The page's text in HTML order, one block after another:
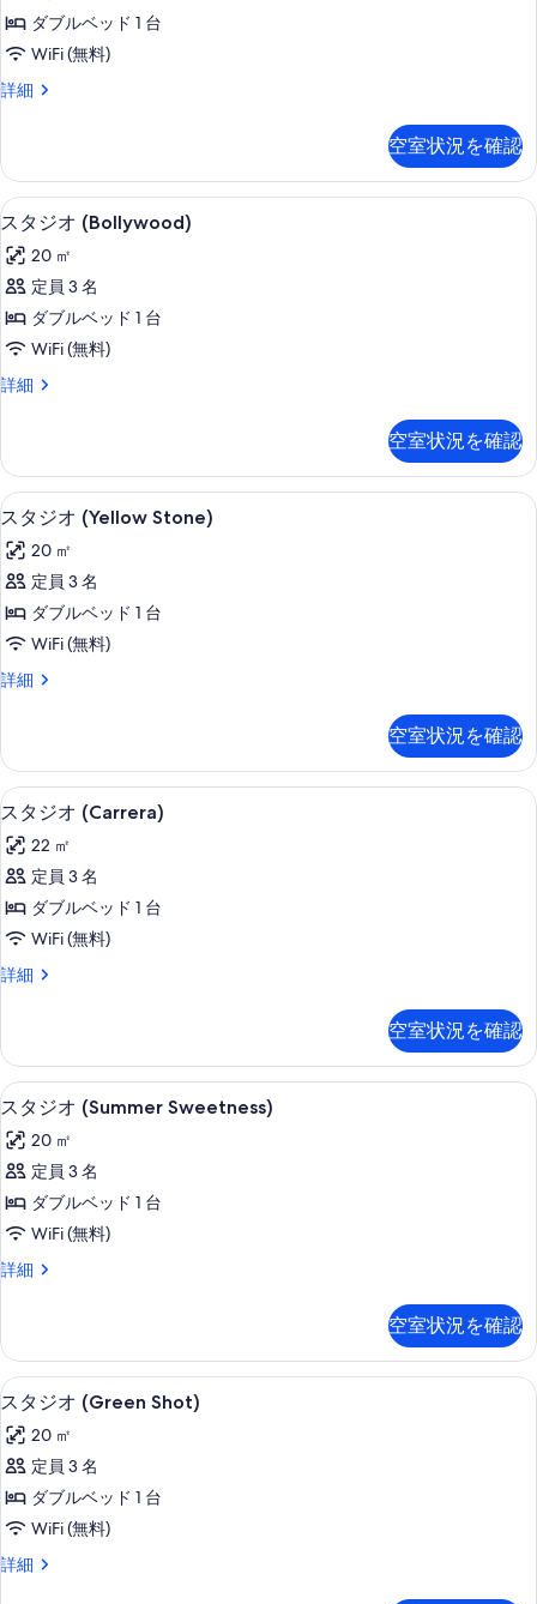
を
表
示
オ
(So
white)
の
て
の
写
真
を
表
示
ダブルベッド 1 台
WiFi (無料)
詳細
ス
(So
white)
の
細
空室状況を確認
ス
タ
ジ
オ
(Bollywood)
の
す
て
の
写
真
を
表
示
す
5
スタジオ (Bollywood)
20 ㎡
定員 3 名
ダブルベッド 1 台
WiFi (無料)
詳細
ス
(Bollywood)
の
詳
空室状況を確認
ス
タ
ジ
オ
(Yellow
Stone)
の
て
の
写
真
を
表
示
7
スタジオ (Yellow Stone)
20 ㎡
定員 3 名
ダブルベッド 1 台
WiFi (無料)
詳細
ス
(Yellow
Stone)
の
細
空室状況を確認
ス
タ
ジ
オ
(Carrera)
の
す
て
の
写
真
を
表
示
す
6
スタジオ (Carrera)
22 ㎡
定員 3 名
ダブルベッド 1 台
WiFi (無料)
詳細
ス
(Carrera)
の
詳
空室状況を確認
ス
タ
ジ
オ
(Summer
Sweetness)
の
て
の
写
真
を
表
示
6
スタジオ (Summer Sweetness)
20 ㎡
定員 3 名
ダブルベッド 1 台
WiFi (無料)
詳細
ス
(Summer
Sweetness)
の
細
空室状況を確認
ス
タ
ジ
オ
(Green
Shot)
の
7
スタジオ (Green Shot)
20 ㎡
定員 3 名
ダブルベッド 1 台
WiFi (無料)
詳細
ス